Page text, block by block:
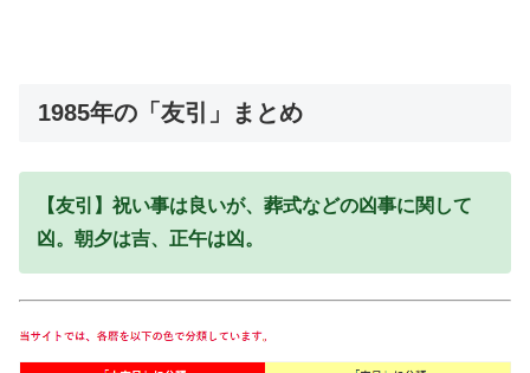
1985年の「友引」まとめ
【友引】祝い事は良いが、葬式などの凶事に関して
凶。朝夕は吉、正午は凶。